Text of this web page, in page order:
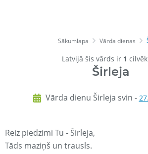
Sākumlapa Vārda dienas
Latvijā šis vārds ir 1
Širleja
Vārda dienu Širleja svin -
Reiz piedzimi Tu - Širleja,
Tāds maziņš un trausls.